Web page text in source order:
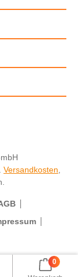
Versandkosten,
0